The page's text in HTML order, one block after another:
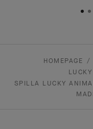
HOMEPAGE
SPILLA LUCKY